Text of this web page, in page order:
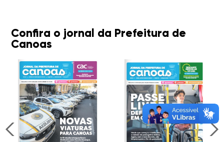
Confira o jornal da Prefeitura de
Canoas